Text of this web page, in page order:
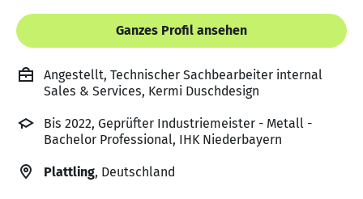
Ganzes Profil ansehen
Angestellt, Technischer Sachbearbeiter internal
Sales & Services, Kermi Duschdesign
Bis 2022, Geprüfter Industriemeister - Metall -
Bachelor Professional, IHK Niederbayern
Plattling, Deutschland